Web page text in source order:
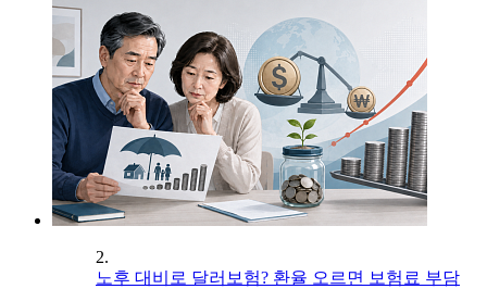
2.
노후 대비로 달러보험? 환율 오르면 보험료 부담